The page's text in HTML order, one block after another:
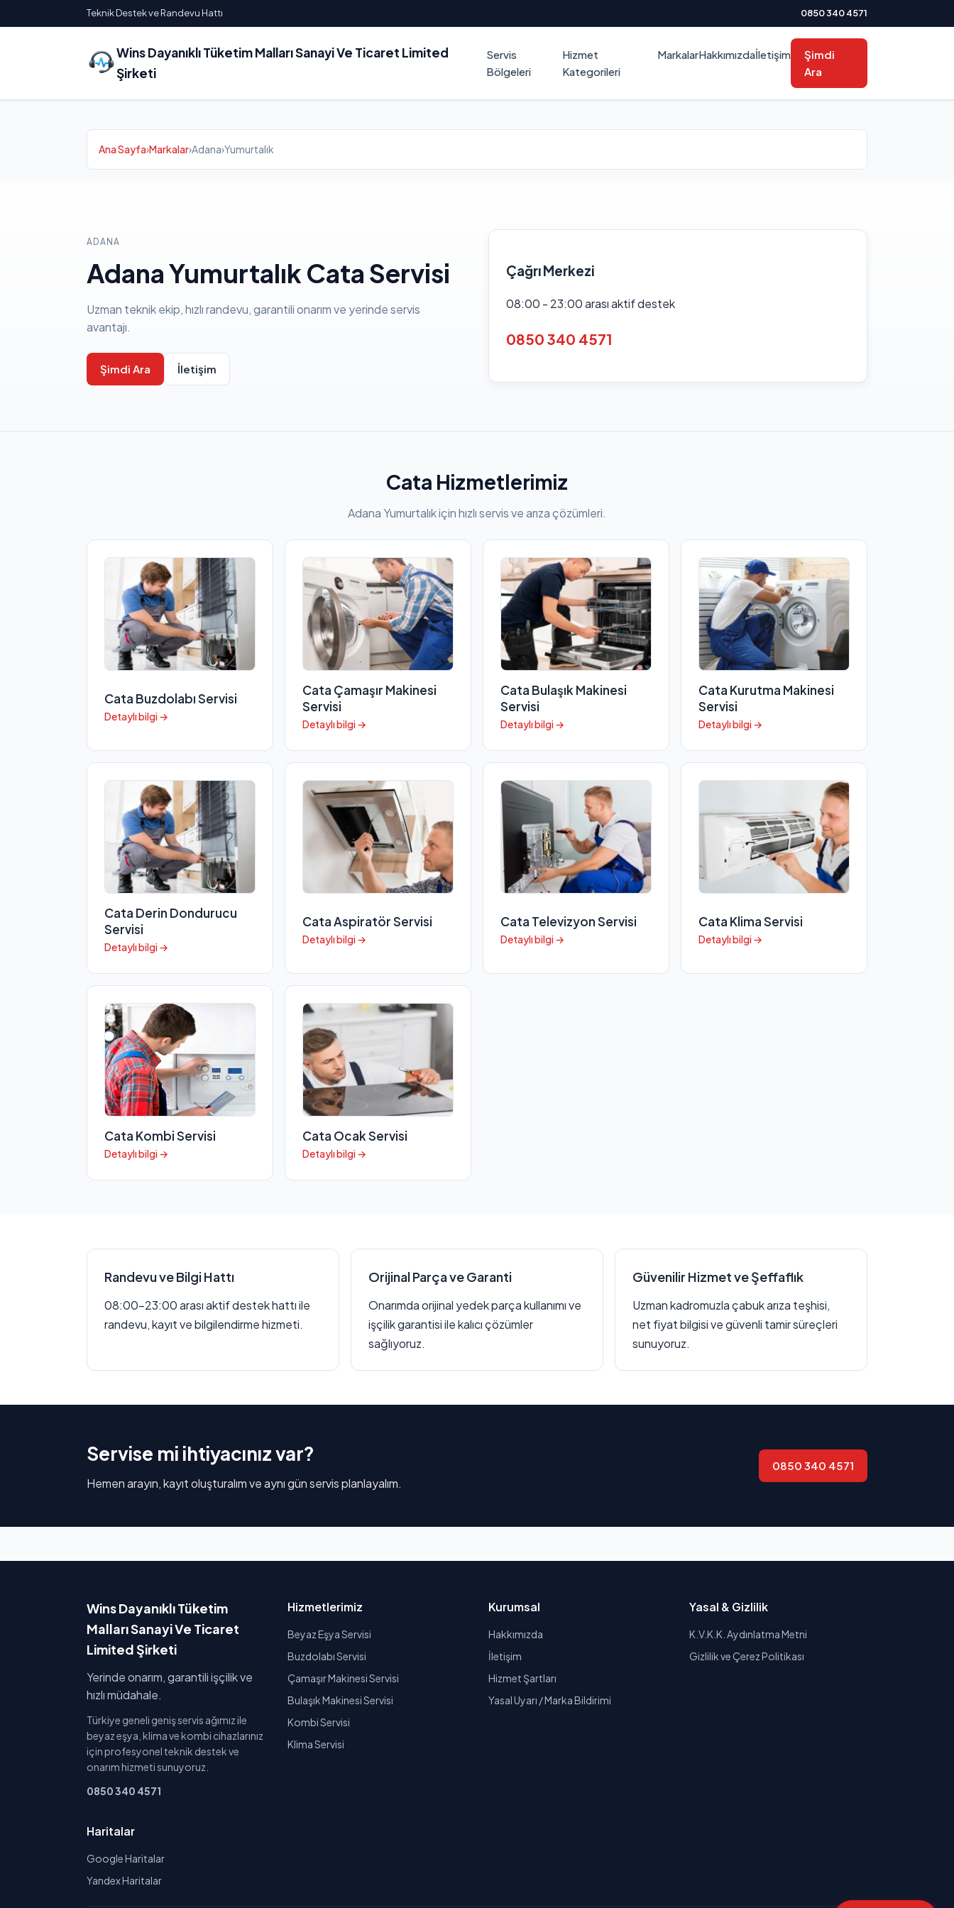
Teknik Destek ve Randevu Hattı 0850 340 4571
Wins Dayanıklı Tüketim Malları Sanayi Ve Ticaret Limited
Şirketi
Servis
Bölgeleri
Hizmet
Kategorileri
MarkalarHakkımızdaİletişim
Şimdi
Ara
Ana Sayfa›Markalar›Adana›Yumurtalık
ADANA
Adana Yumurtalık Cata Servisi
Uzman teknik ekip, hızlı randevu, garantili onarım ve yerinde servis
avantajı.
Şimdi Ara İletişim
Çağrı Merkezi
08:00 - 23:00 arası aktif destek
0850 340 4571
Cata Hizmetlerimiz
Adana Yumurtalık için hızlı servis ve arıza çözümleri.
Cata Buzdolabı Servisi
Detaylı bilgi →
Cata Çamaşır Makinesi
Servisi
Detaylı bilgi →
Cata Bulaşık Makinesi
Servisi
Detaylı bilgi →
Cata Kurutma Makinesi
Servisi
Detaylı bilgi →
Cata Derin Dondurucu
Servisi
Detaylı bilgi →
Cata Aspiratör Servisi
Detaylı bilgi →
Cata Televizyon Servisi
Detaylı bilgi →
Cata Klima Servisi
Detaylı bilgi →
Cata Kombi Servisi
Detaylı bilgi →
Cata Ocak Servisi
Detaylı bilgi →
Randevu ve Bilgi Hattı
08:00–23:00 arası aktif destek hattı ile
randevu, kayıt ve bilgilendirme hizmeti.
Orijinal Parça ve Garanti
Onarımda orijinal yedek parça kullanımı ve
işçilik garantisi ile kalıcı çözümler
sağlıyoruz.
Güvenilir Hizmet ve Şeffaflık
Uzman kadromuzla çabuk arıza teşhisi,
net fiyat bilgisi ve güvenli tamir süreçleri
sunuyoruz.
Servise mi ihtiyacınız var?
Hemen arayın, kayıt oluşturalım ve aynı gün servis planlayalım.
0850 340 4571
Wins Dayanıklı Tüketim
Malları Sanayi Ve Ticaret
Limited Şirketi
Yerinde onarım, garantili işçilik ve
hızlı müdahale.
Türkiye geneli geniş servis ağımız ile
beyaz eşya, klima ve kombi cihazlarınız
için profesyonel teknik destek ve
onarım hizmeti sunuyoruz.
0850 340 4571
Hizmetlerimiz
Beyaz Eşya Servisi
Buzdolabı Servisi
Çamaşır Makinesi Servisi
Bulaşık Makinesi Servisi
Kombi Servisi
Klima Servisi
Kurumsal
Hakkımızda
İletişim
Hizmet Şartları
Yasal Uyarı / Marka Bildirimi
Yasal & Gizlilik
K.V.K.K. Aydınlatma Metni
Gizlilik ve Çerez Politikası
Haritalar
Google Haritalar
Yandex Haritalar